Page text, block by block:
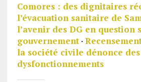
Comores : des dignitaires
l’évacuation sanitaire de
l’avenir des DG en question
gouvernement·
la société civile dénonce des
dysfonctionnements